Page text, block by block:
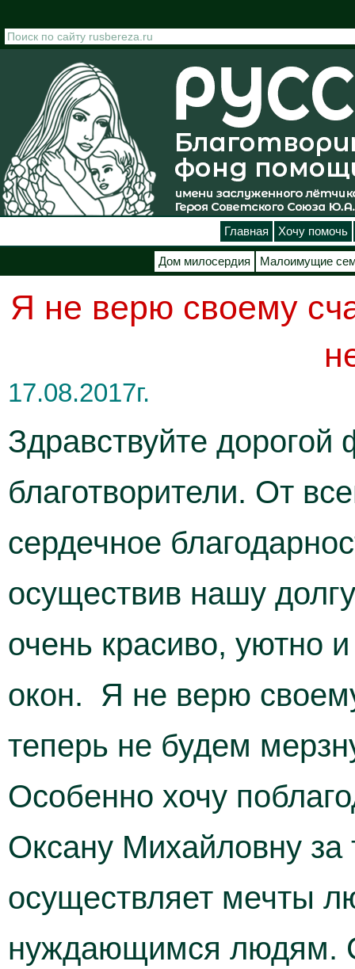
Главная Хочу помочь
Дом милосердия Малоимущие
Я не верю своему
17.08.2017г.
Здравствуйте
благотворители. От
сердечное
осуществив нашу
очень красиво, уютно
окон. Я не верю
теперь не будем
Особенно хочу
Оксану Михайловну за
осуществляет мечты
нуждающимся людям.